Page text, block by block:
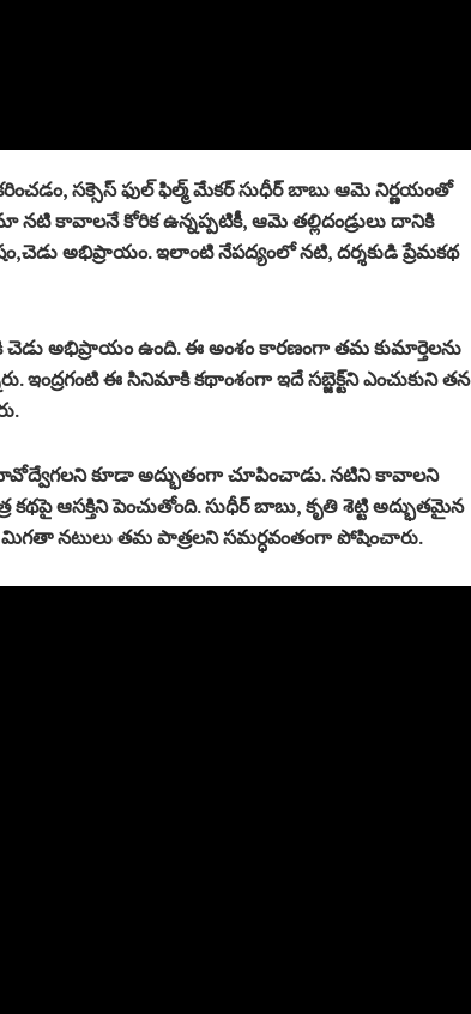
సక్సెస్ ఫుల్ ఫిల్మ్ మేకర్ సుధీర్ బాబు ఆమె నిర్ణయంతో
నటి కావాలనే కోరిక ఉన్నప్పటికీ, ఆమె తల్లిదండ్రులు దానికి
అభిప్రాయం. ఇలాంటి నేపద్యంలో నటి, దర్శకుడి ప్రేమకథ
అభిప్రాయం ఉంది. ఈ అంశం కారణంగా తమ కుమార్తెలను
ఇంద్రగంటి ఈ సినిమాకి కథాంశంగా ఇదే సబ్జెక్ట్‌ని ఎంచుకుని తన
కూడా అద్భుతంగా చూపించాడు. నటిని కావాలని
ఆసక్తిని పెంచుతోంది. సుధీర్ బాబు, కృతి శెట్టి అద్భుతమైన
మిగతా నటులు తమ పాత్రలని సమర్ధవంతంగా పోషించారు.